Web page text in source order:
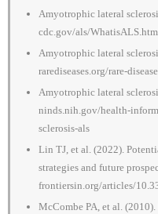
Amyotrophic lateral
cdc.gov/als/
Amyotrophic lateral
rarediseases.org/rare-
Amyotrophic lateral
ninds.nih.gov/health-
sclerosis-als
Lin TJ, et al. (2022).
strategies and future
frontiersin.org/articles/
McCombe PA, et al.